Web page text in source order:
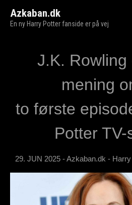
Azkaban.dk
En ny Harry Potter fanside er på vej
J.K. Rowling
mening
to første
Potter TV-
29. JUN 2025 - Azkaban.dk -